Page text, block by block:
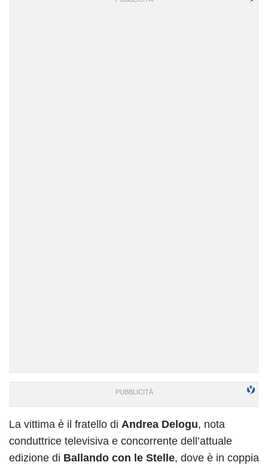
La vittima è il fratello di Andrea Delogu, nota
conduttrice televisiva e concorrente dell’attuale
edizione di Ballando con le Stelle, dove è in coppia